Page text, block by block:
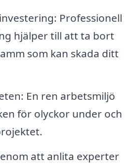
Professionell
hjälper till att ta bort
som kan skada ditt
En ren arbetsmiljö
för olyckor under och
att anlita experter